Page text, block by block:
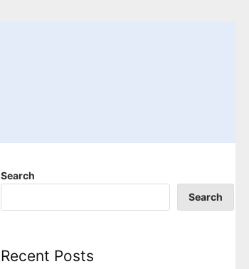
Search
Search
Recent Posts